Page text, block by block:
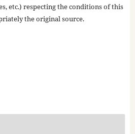
etc.) respecting the conditions of this
the original source.